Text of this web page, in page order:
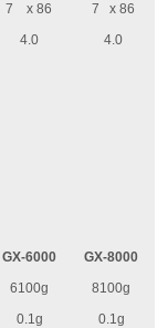
7 x 86
7 x 86
4.0 4.0
GX-6000
GX-8000
6100g
8100g
0.1g
0.1g